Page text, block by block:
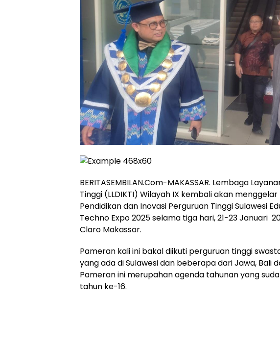
BERITASEMBILAN.Com-MAKASSAR. Lembaga
Tinggi (LLDIKTI) Wilayah IX kembali akan
Pendidikan dan Inovasi Perguruan Tinggi Sulawesi
Techno Expo 2025 selama tiga hari, 21-23 Januari
Claro Makassar.
Pameran kali ini bakal diikuti perguruan tinggi
yang ada di Sulawesi dan beberapa dari Jawa, Bali
Pameran ini merupahan agenda tahunan yang
tahun ke-16.